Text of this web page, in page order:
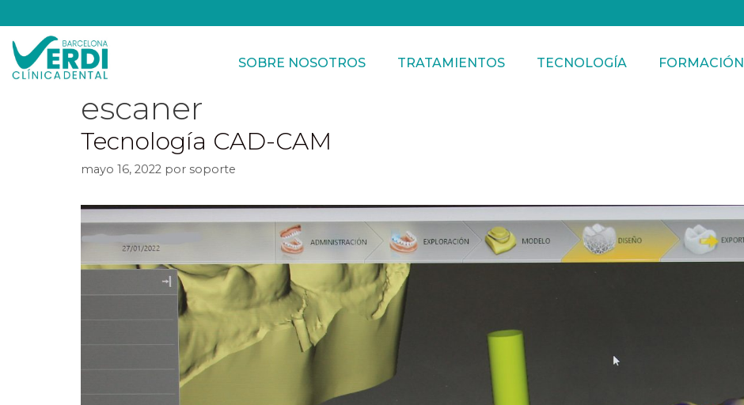
SOBRE NOSOTROS TRATAMIENTOS TECNOLOGÍA FORMACIÓN
escaner
Tecnología CAD-CAM
mayo 16, 2022 por soporte